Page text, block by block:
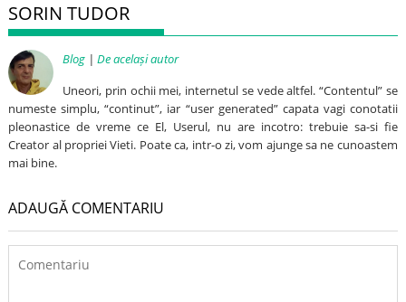
SORIN TUDOR
Blog |De același autor
Uneori, prin ochii mei, internetul se vede altfel. “Contentul” se
numeste simplu, “continut”, iar “user generated” capata vagi conotatii
pleonastice de vreme ce El, Userul, nu are incotro: trebuie sa-si fie
Creator al propriei Vieti. Poate ca, intr-o zi, vom ajunge sa ne cunoastem
mai bine.
ADAUGĂ COMENTARIU